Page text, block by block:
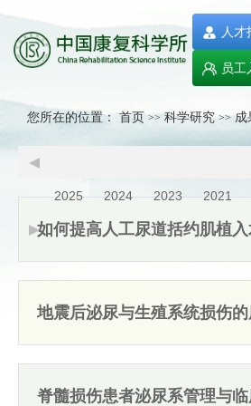
人才
员工
您所在的位置： 首页 >> 科学研究 >> 成
2025 2024 2023 2021
如何提高人工尿道括约肌植
地震后泌尿与生殖系统损伤
脊髓损伤患者泌尿系管理与